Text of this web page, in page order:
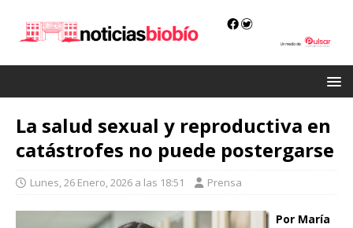
La salud sexual y reproductiva en
catástrofes no puede postergarse
Lunes, 26 Enero, 2026 a las 18:51 Prensa
Por María